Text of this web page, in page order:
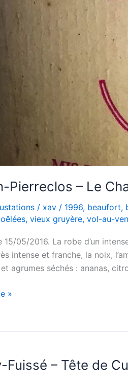
Pierreclos – Le
/ xav / 1996, beaufort,
, vieux gruyère, vol-au-
15/05/2016. La robe d’un
intense et franche, la noix,
agrumes séchés : ananas,
»
Fuissé – Tête de